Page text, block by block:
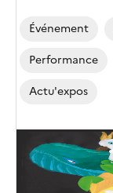
Événement
Performance
Actu'expos
Image
de
couverture